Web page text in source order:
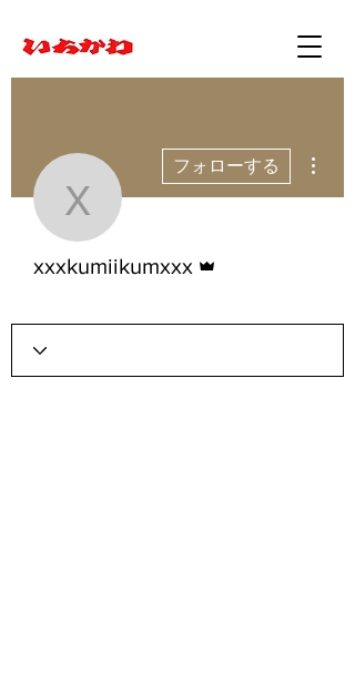
xxxkumiikumxxx
フォローする
xxxkumiikumxxx